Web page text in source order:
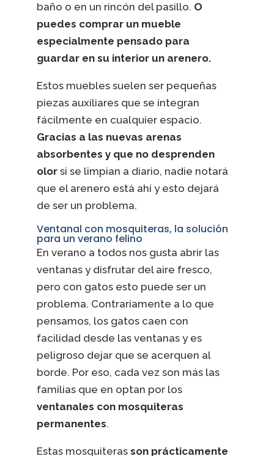
baño o en un rincón del pasillo. O
puedes comprar un mueble
especialmente pensado para
guardar en su interior un arenero.
Estos muebles suelen ser pequeñas
piezas auxiliares que se integran
fácilmente en cualquier espacio.
Gracias a las nuevas arenas
absorbentes y que no desprenden
olorsi se limpian a diario, nadie notará
que el arenero está ahí y esto dejará
de ser un problema.
Ventanal con mosquiteras, la solución
para un verano felino
En verano a todos nos gusta abrir las
ventanas y disfrutar del aire fresco,
pero con gatos esto puede ser un
problema. Contrariamente a lo que
pensamos, los gatos caen con
facilidad desde las ventanas y es
peligroso dejar que se acerquen al
borde. Por eso, cada vez son más las
familias que en optan por los
ventanales con mosquiteras
permanentes.
Estas mosquiteras son prácticamente